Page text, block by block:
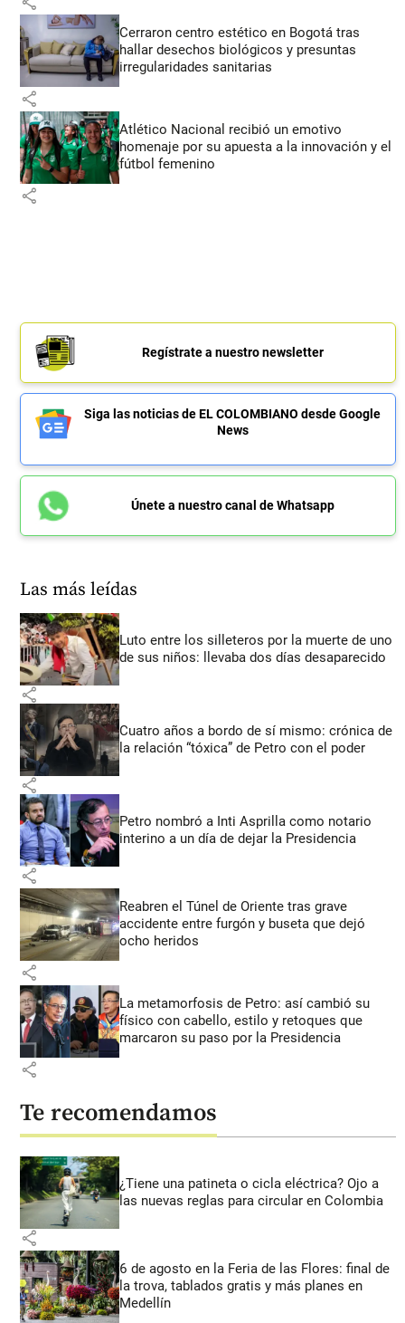
Cerraron centro estético en Bogotá tras
hallar desechos biológicos y presuntas
irregularidades sanitarias
share
Atlético Nacional recibió un emotivo
homenaje por su apuesta a la innovación y el
fútbol femenino
share
Regístrate a nuestro newsletter
Siga las noticias de EL COLOMBIANO desde Google
News
Únete a nuestro canal de Whatsapp
Las más leídas
Luto entre los silleteros por la muerte de uno
de sus niños: llevaba dos días desaparecido
share
Cuatro años a bordo de sí mismo: crónica de
la relación “tóxica” de Petro con el poder
share
Petro nombró a Inti Asprilla como notario
interino a un día de dejar la Presidencia
share
Reabren el Túnel de Oriente tras grave
accidente entre furgón y buseta que dejó
ocho heridos
share
La metamorfosis de Petro: así cambió su
físico con cabello, estilo y retoques que
marcaron su paso por la Presidencia
share
Te recomendamos
¿Tiene una patineta o cicla eléctrica? Ojo a
las nuevas reglas para circular en Colombia
share
6 de agosto en la Feria de las Flores: final de
la trova, tablados gratis y más planes en
Medellín